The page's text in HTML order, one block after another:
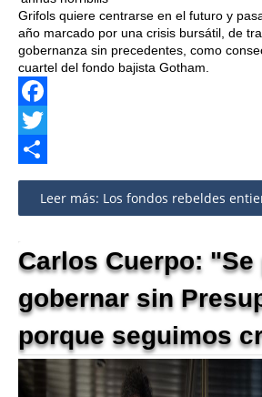
Grifols quiere centrarse en el futuro y
año marcado por una crisis bursátil, de
gobernanza sin precedentes, como
cuartel del fondo bajista Gotham.
Facebook
Twitter
Share
Leer más: Los fondos rebeldes
Carlos Cuerpo: "Se
gobernar sin
porque seguimos